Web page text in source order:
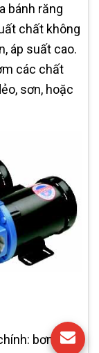
bánh răng
chất không
áp suất cao.
các chất
sơn, hoặc
bơm